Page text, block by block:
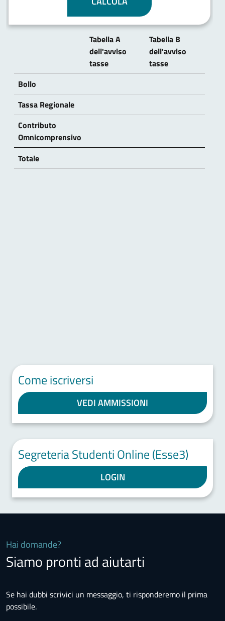
Come iscriversi
VEDI AMMISSIONI
Segreteria Studenti Online (Esse3)
LOGIN
Hai domande?
Siamo pronti ad aiutarti
Se hai dubbi scrivici un messaggio, ti risponderemo il prima
possibile.